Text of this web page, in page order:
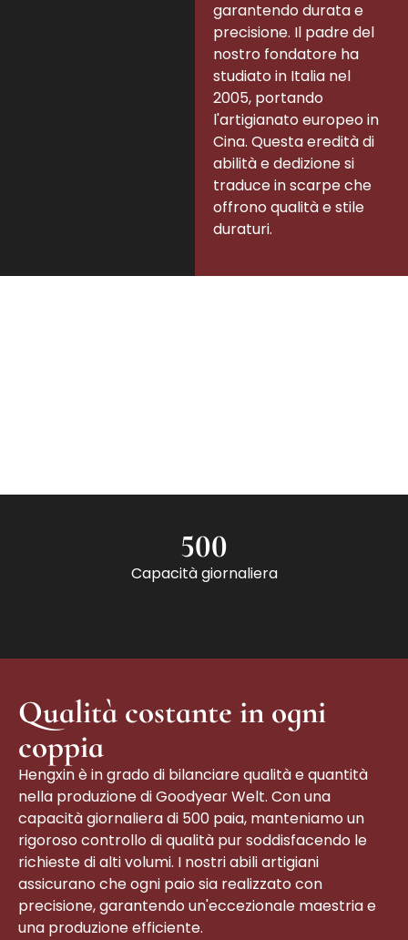
garantendo durata e
precisione. Il padre del
nostro fondatore ha
studiato in Italia nel
2005, portando
l'artigianato europeo in
Cina. Questa eredità di
abilità e dedizione si
traduce in scarpe che
offrono qualità e stile
duraturi.
500
Capacità giornaliera
Qualità costante in ogni
coppia
Hengxin è in grado di bilanciare qualità e quantità
nella produzione di Goodyear Welt. Con una
capacità giornaliera di 500 paia, manteniamo un
rigoroso controllo di qualità pur soddisfacendo le
richieste di alti volumi. I nostri abili artigiani
assicurano che ogni paio sia realizzato con
precisione, garantendo un'eccezionale maestria e
una produzione efficiente.